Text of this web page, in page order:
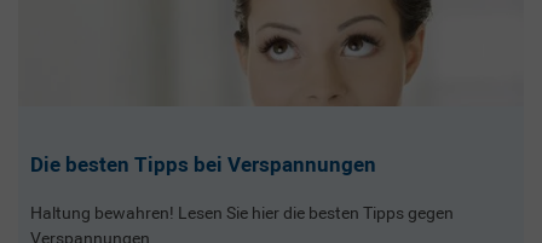
Die besten Tipps bei Verspannungen
Haltung bewahren! Lesen Sie hier die besten Tipps gegen
Verspannungen